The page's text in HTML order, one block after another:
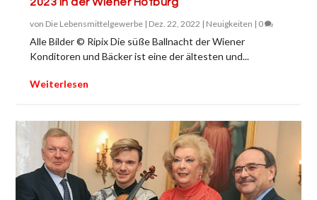
2023 in der Wiener Hofburg
von Die Lebensmittelgewerbe | Dez. 22, 2022 | Neuigkeiten | 0
Alle Bilder © Ripix Die süße Ballnacht der Wiener
Konditoren und Bäcker ist eine der ältesten und...
Weiterlesen